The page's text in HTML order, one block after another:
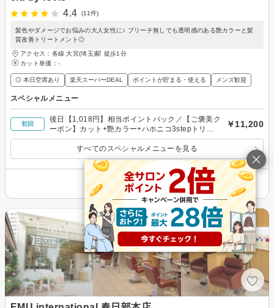
4.4
(11件)
髪色やダメージでお悩みの大人女性に♪ ブリーチ無しでも透明感のある艶カラーと髪
質改善トリートメント◎
アクセス：各線 大宮(埼玉)駅 徒歩1分
カット単価： -
◎ 本日空席あり 楽天スーパーDEAL ポイントが貯まる・使える メンズ歓迎
スペシャルメニュー
初回
後日【1,018円】相当ポイントバック／【ご褒美ク
ーポン】カット+艶カラー+ハホニコ3stepトリー
トメント
￥11,200
すべてのスペシャルメニューを見る
その他の情報を表示